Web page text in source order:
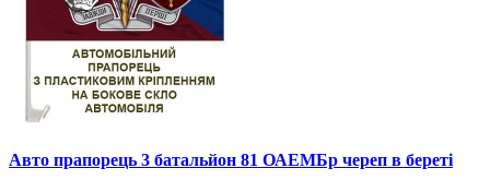
Авто прапорець 3 батальйон 81 ОАЕМБр череп в береті